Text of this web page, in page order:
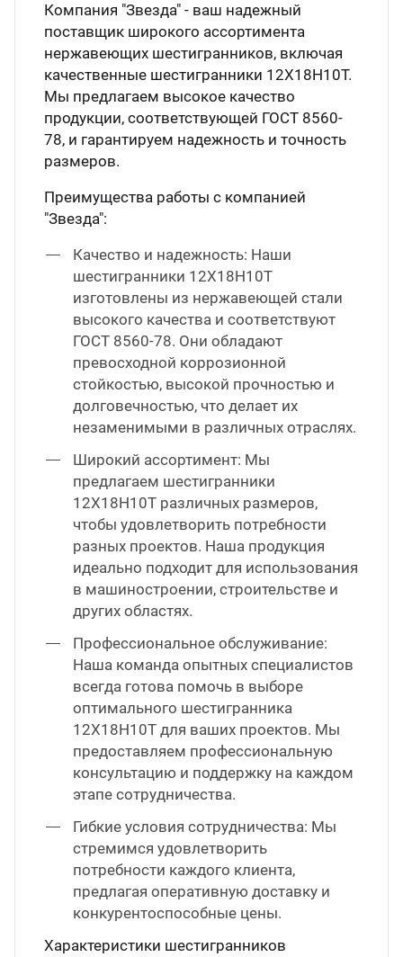
Компания "Звезда" - ваш надежный
поставщик широкого ассортимента
нержавеющих шестигранников, включая
качественные шестигранники 12Х18Н10Т.
Мы предлагаем высокое качество
продукции, соответствующей ГОСТ 8560-
78, и гарантируем надежность и точность
размеров.
Преимущества работы с компанией
"Звезда":
Качество и надежность: Наши
шестигранники 12Х18Н10Т
изготовлены из нержавеющей стали
высокого качества и соответствуют
ГОСТ 8560-78. Они обладают
превосходной коррозионной
стойкостью, высокой прочностью и
долговечностью, что делает их
незаменимыми в различных отраслях.
Широкий ассортимент: Мы
предлагаем шестигранники
12Х18Н10Т различных размеров,
чтобы удовлетворить потребности
разных проектов. Наша продукция
идеально подходит для использования
в машиностроении, строительстве и
других областях.
Профессиональное обслуживание:
Наша команда опытных специалистов
всегда готова помочь в выборе
оптимального шестигранника
12Х18Н10Т для ваших проектов. Мы
предоставляем профессиональную
консультацию и поддержку на каждом
этапе сотрудничества.
Гибкие условия сотрудничества: Мы
стремимся удовлетворить
потребности каждого клиента,
предлагая оперативную доставку и
конкурентоспособные цены.
Характеристики шестигранников